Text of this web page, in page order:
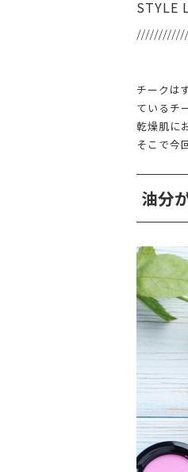
STYLE
チークは
ているチ
乾燥肌に
そこで今
油分